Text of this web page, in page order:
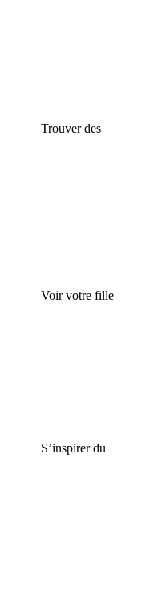
Trouver des
Voir votre fille
S’inspirer du